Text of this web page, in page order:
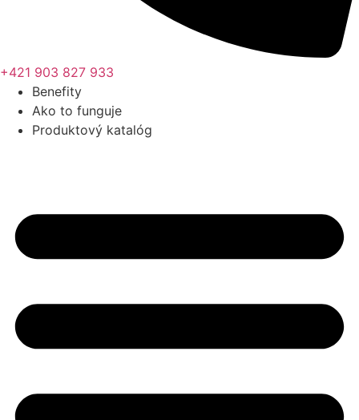
+421 903 827 933
Benefity
Ako to funguje
Produktový katalóg